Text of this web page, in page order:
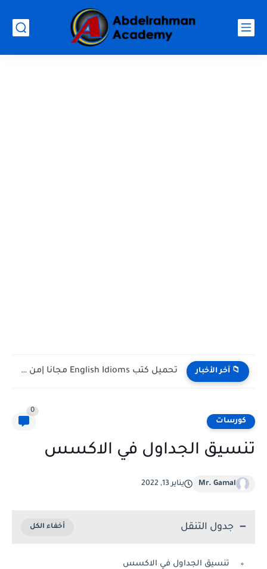
📁 آخر الأخبار تحميل كتب تدريس اللغة الإنجليزية PDF مجانا | TESOL وTEFL
كورسات
0
تنسيق الجداول في الاكسس
Mr. Gamal يناير 13, 2022
جدول التنقل
تنسيق الجداول في الاكسس